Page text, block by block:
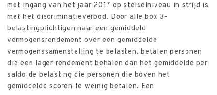
met ingang van het jaar 2017 op stelselniveau in strijd is
met het discriminatieverbod. Door alle box 3-
belastingplichtigen naar een gemiddeld
vermogensrendement over een gemiddelde
vermogenssamenstelling te belasten, betalen personen
die een lager rendement behalen dan het gemiddelde per
saldo de belasting die personen die boven het
gemiddelde scoren te weinig betalen. Een